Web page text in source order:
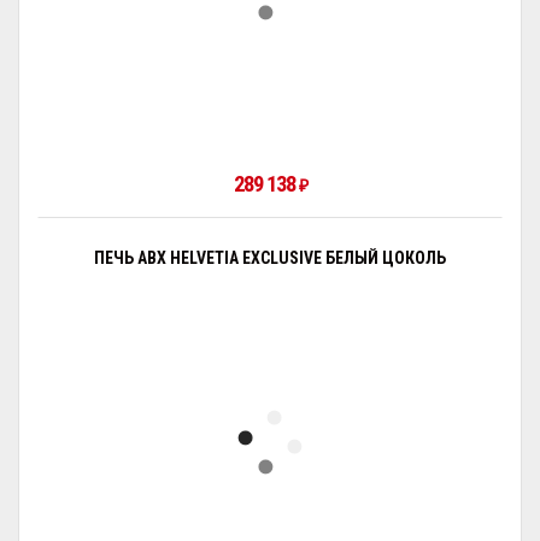
289 138₽
ПЕЧЬ ABX HELVETIA EXCLUSIVE БЕЛЫЙ ЦОКОЛЬ